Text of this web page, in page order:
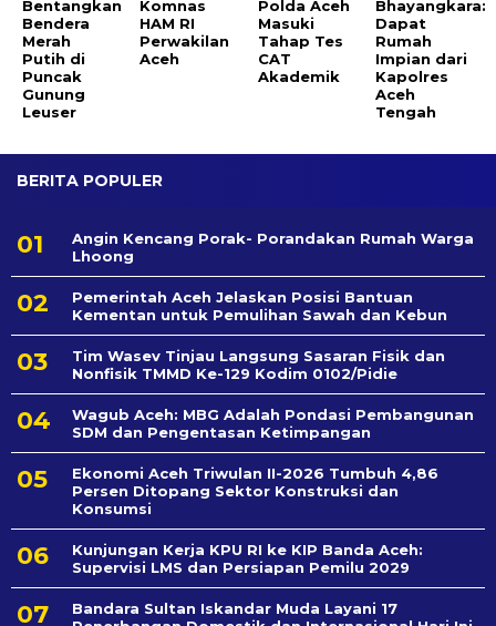
Bentangkan
Bendera
Merah
Putih di
Puncak
Gunung
Leuser
Komnas
HAM RI
Perwakilan
Aceh
Polda Aceh
Masuki
Tahap Tes
CAT
Akademik
Bhayangkara:
Dapat
Rumah
Impian dari
Kapolres
Aceh
Tengah
BERITA POPULER
Angin Kencang Porak- Porandakan Rumah Warga
Lhoong
Pemerintah Aceh Jelaskan Posisi Bantuan
Kementan untuk Pemulihan Sawah dan Kebun
Tim Wasev Tinjau Langsung Sasaran Fisik dan
Nonfisik TMMD Ke-129 Kodim 0102/Pidie
Wagub Aceh: MBG Adalah Pondasi Pembangunan
SDM dan Pengentasan Ketimpangan
Ekonomi Aceh Triwulan II-2026 Tumbuh 4,86
Persen Ditopang Sektor Konstruksi dan
Konsumsi
Kunjungan Kerja KPU RI ke KIP Banda Aceh:
Supervisi LMS dan Persiapan Pemilu 2029
Bandara Sultan Iskandar Muda Layani 17